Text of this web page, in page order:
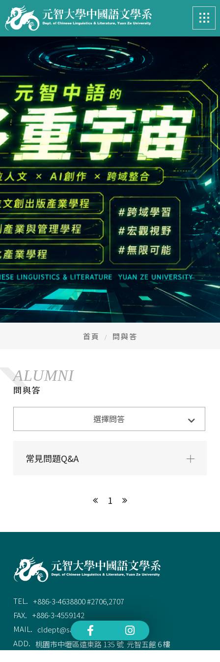
最新消息 News
系所簡介 Introduction
課程資訊
招生專區 Admissions
學生事務 Student
亮眼足跡 Footprints
高中生懶人包 High school
CONTACT
Email：cldept@saturn.yzu.edu.tw
校本部電話：+886-3-4638800 #2706,2707
地址：桃園市中壢區遠東路 135 號  元智五館 6 樓
首頁 問與答
ALUMNI
問與答
選擇問答 常見問題Q&A
常見問題Q&A
1
TEL. +886-3-4638800 #2706,2707
FAX. +886-3-4559142
MAIL. cldept@saturn.yzu.edu.tw
ADD. 桃園市中壢區遠東路 135 號  元智五館 6 樓